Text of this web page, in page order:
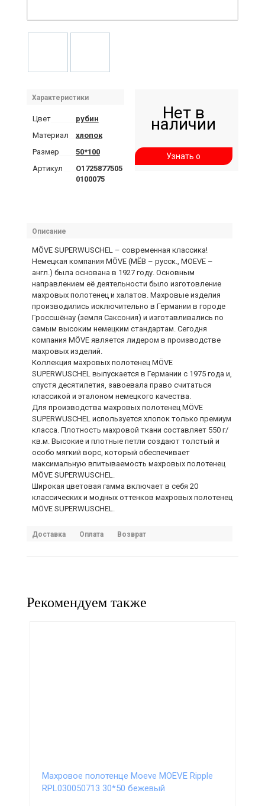
Характеристики
Цвет
рубин
Материал
хлопок
Размер
50*100
Артикул
О1725877505
0100075
Нет в
наличии
Узнать о
Описание
MÖVE SUPERWUSCHEL – современная классика!
Немецкая компания MÖVE (МЁВ – русск., MOEVE –
англ.) была основана в 1927 году. Основным
направлением её деятельности было изготовление
махровых полотенец и халатов. Махровые изделия
производились исключительно в Германии в городе
Гроссшёнау (земля Саксония) и изготавливались по
самым высоким немецким стандартам. Сегодня
компания MÖVE является лидером в производстве
махровых изделий.
Коллекция махровых полотенец MÖVE
SUPERWUSCHEL выпускается в Германии с 1975 года и,
спустя десятилетия, завоевала право считаться
классикой и эталоном немецкого качества.
Для производства махровых полотенец MÖVE
SUPERWUSCHEL используется хлопок только премиум
класса. Плотность махровой ткани составляет 550 г/
кв.м. Высокие и плотные петли создают толстый и
особо мягкий ворс, который обеспечивает
максимальную впитываемость махровых полотенец
MÖVE SUPERWUSCHEL.
Широкая цветовая гамма включает в себя 20
классических и модных оттенков махровых полотенец
MÖVE SUPERWUSCHEL.
Доставка Оплата Возврат
Рекомендуем также
Махровое полотенце Moeve MOEVE Ripple
RPL030050713 30*50 бежевый